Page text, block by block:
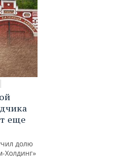
еще
долю
Холдинг»